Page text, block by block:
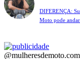
DIFERENÇA:
Moto pode